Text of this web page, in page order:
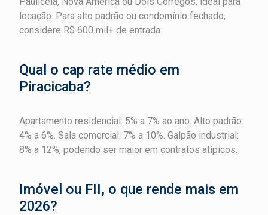
locação. Para alto padrão ou condomínio fechado,
considere R$ 600 mil+ de entrada.
Qual o cap rate médio em
Piracicaba?
Apartamento residencial: 5% a 7% ao ano. Alto padrão:
4% a 6%. Sala comercial: 7% a 10%. Galpão industrial:
8% a 12%, podendo ser maior em contratos atípicos.
Imóvel ou FII, o que rende mais em
2026?